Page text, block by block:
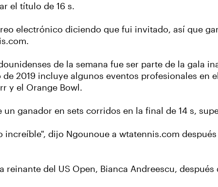
el título de 16 s.
electrónico diciendo que fui invitado, así que
de la semana fue ser parte de la gala
de 2019 incluye algunos eventos profesionales en
y el Orange Bowl.
ganador en sets corridos en la final de 14 s,
increíble", dijo Ngounoue a wtatennis.com
reinante del US Open, Bianca Andreescu,